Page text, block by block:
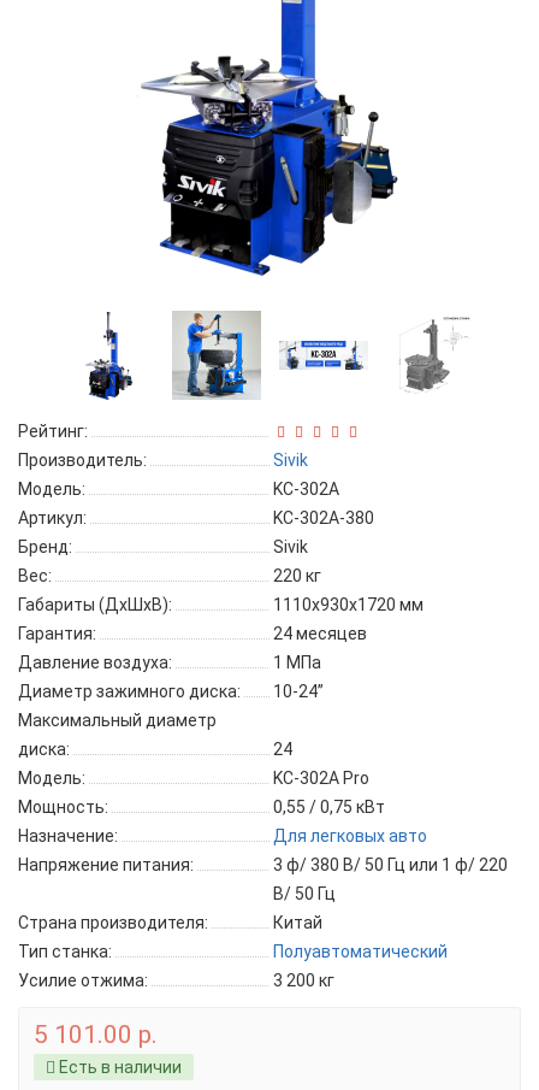
Рейтинг:
Производитель:
Sivik
Модель:
KC-302A
Артикул:
KC-302A-380
Бренд:
Sivik
Вес:
220 кг
Габариты (ДхШхВ):
1110х930х1720 мм
Гарантия:
24 месяцев
Давление воздуха:
1 МПа
Диаметр зажимного диска:
10-24”
Максимальный диаметр
диска:
24
Модель:
KC-302A Pro
Мощность:
0,55 / 0,75 кВт
Назначение:
Для легковых авто
Напряжение питания:
3 ф/ 380 В/ 50 Гц или 1 ф/ 220
В/ 50 Гц
Страна производителя:
Китай
Тип станка:
Полуавтоматический
Усилие отжима:
3 200 кг
5 101.00 р.
Есть в наличии